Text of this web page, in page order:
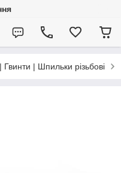
Гвинти | Шпильки різьбові